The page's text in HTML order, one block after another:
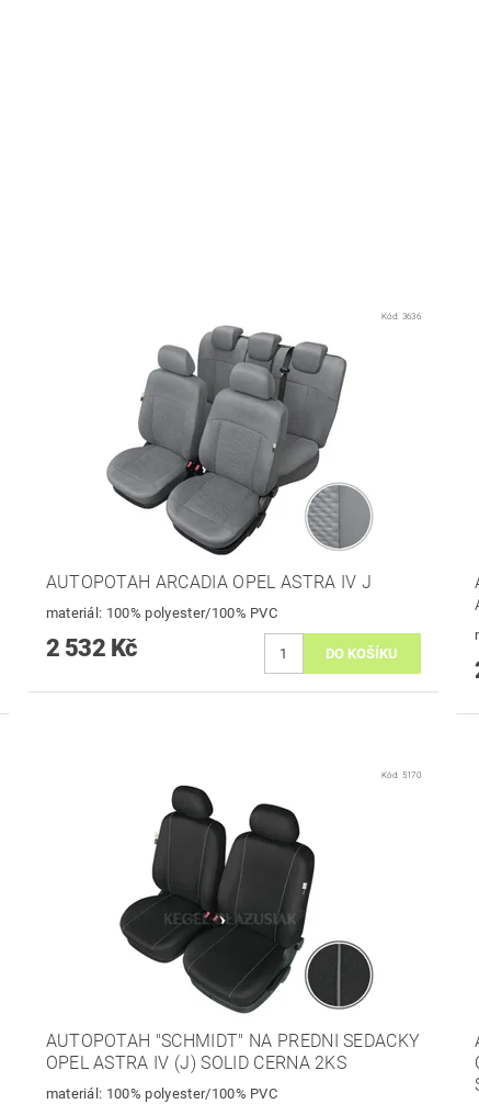
Kód: 3636
AUTOPOTAH ARCADIA OPEL ASTRA IV J
materiál: 100% polyester/100% PVC
2 532 Kč
Kód: 5170
AUTOPOTAH "SCHMIDT" NA PREDNI SEDACKY
OPEL ASTRA IV (J) SOLID CERNA 2KS
materiál: 100% polyester/100% PVC